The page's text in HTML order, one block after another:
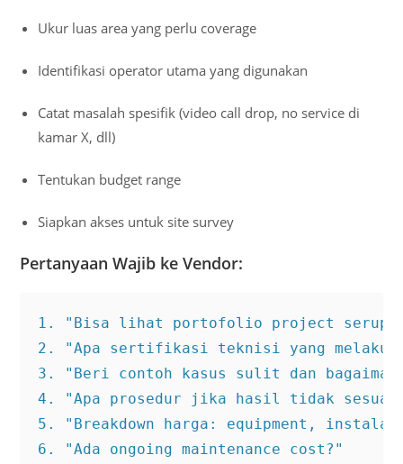
Ukur luas area yang perlu coverage
Identifikasi operator utama yang digunakan
Catat masalah spesifik (video call drop, no service di
kamar X, dll)
Tentukan budget range
Siapkan akses untuk site survey
Pertanyaan Wajib ke Vendor:
1. "Bisa lihat portofolio project serupa
2. "Apa sertifikasi teknisi yang
3. "Beri contoh kasus sulit dan
4. "Apa prosedur jika hasil tidak sesuai
5. "Breakdown harga: equipment,
6. "Ada ongoing maintenance cost?"